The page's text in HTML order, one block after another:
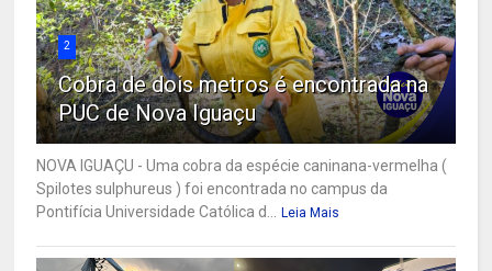
2
Cobra de dois metros é encontrada na
PUC de Nova Iguaçu
NOVA IGUAÇU - Uma cobra da espécie caninana-vermelha (
Spilotes sulphureus ) foi encontrada no campus da
Pontifícia Universidade Católica d... Leia Mais